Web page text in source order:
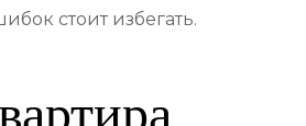
стоит избегать.